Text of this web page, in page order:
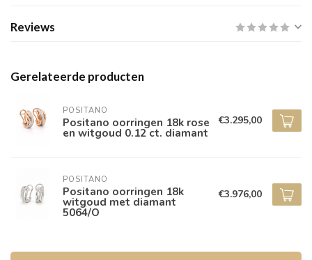
Reviews
Gerelateerde producten
POSITANO
Positano oorringen 18k rose
en witgoud 0.12 ct. diamant
€3.295,00
POSITANO
Positano oorringen 18k
witgoud met diamant
5064/O
€3.976,00